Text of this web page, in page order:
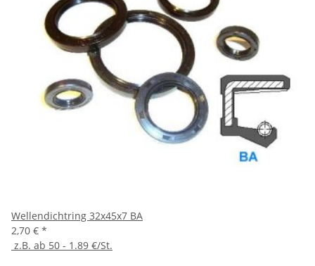
Wellendichtring 32x45x7 BA
2,70 € *
z.B. ab 50 - 1.89 €/St.